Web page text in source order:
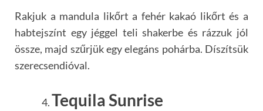
Rakjuk a mandula likőrt a fehér kakaó likőrt és a
habtejszínt egy jéggel teli shakerbe és rázzuk jól
össze, majd szűrjük egy elegáns pohárba. Díszítsük
szerecsendióval.
Tequila Sunrise